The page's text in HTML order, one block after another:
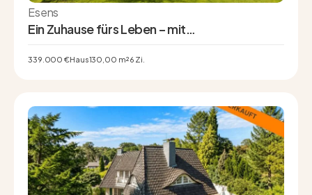
Esens
Ein Zuhause fürs Leben – mit
neue Möglichkeiten
339.000 €Haus130,00 m²6 Zi.